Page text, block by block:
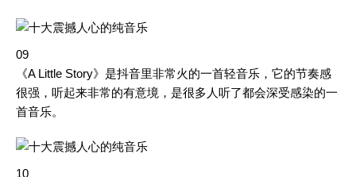
09
《A Little Story》是抖音里非常火的一首轻音乐，它的节奏感
很强，听起来非常的有意境，是很多人听了都会深受感染的一
首音乐。
10